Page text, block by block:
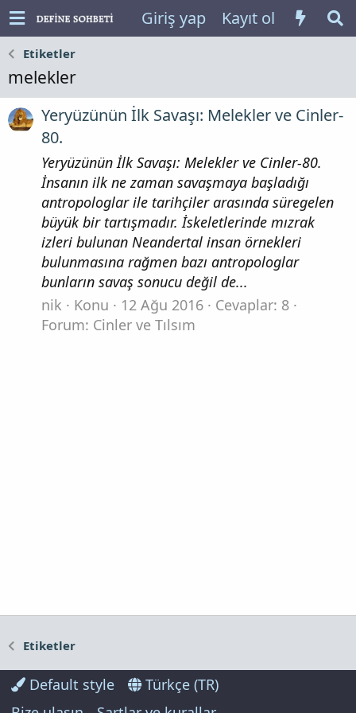
Giriş yap Kayıt ol
Etiketler
melekler
Yeryüzünün İlk Savaşı: Melekler ve Cinler-
80.
Yeryüzünün İlk Savaşı: Melekler ve Cinler-80.
İnsanın ilk ne zaman savaşmaya başladığı
antropologlar ile tarihçiler arasında süregelen
büyük bir tartışmadır. İskeletlerinde mızrak
izleri bulunan Neandertal insan örnekleri
bulunmasına rağmen bazı antropologlar
bunların savaş sonucu değil de...
nik
Konu 12 Ağu 2016
Cevaplar: 8
Forum: Cinler ve Tılsım
Etiketler
Default style
Türkçe (TR)